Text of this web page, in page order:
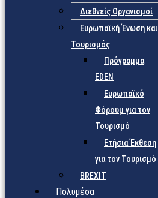
Διεθνείς Οργανισμοί
Ευρωπαϊκή Ένωση και
Τουρισμός
Πρόγραμμα
EDEN
Ευρωπαϊκό
Φόρουμ για τον
Τουρισμό
Ετήσια Έκθεση
για τον Τουρισμό
BREXIT
Πολυμέσα